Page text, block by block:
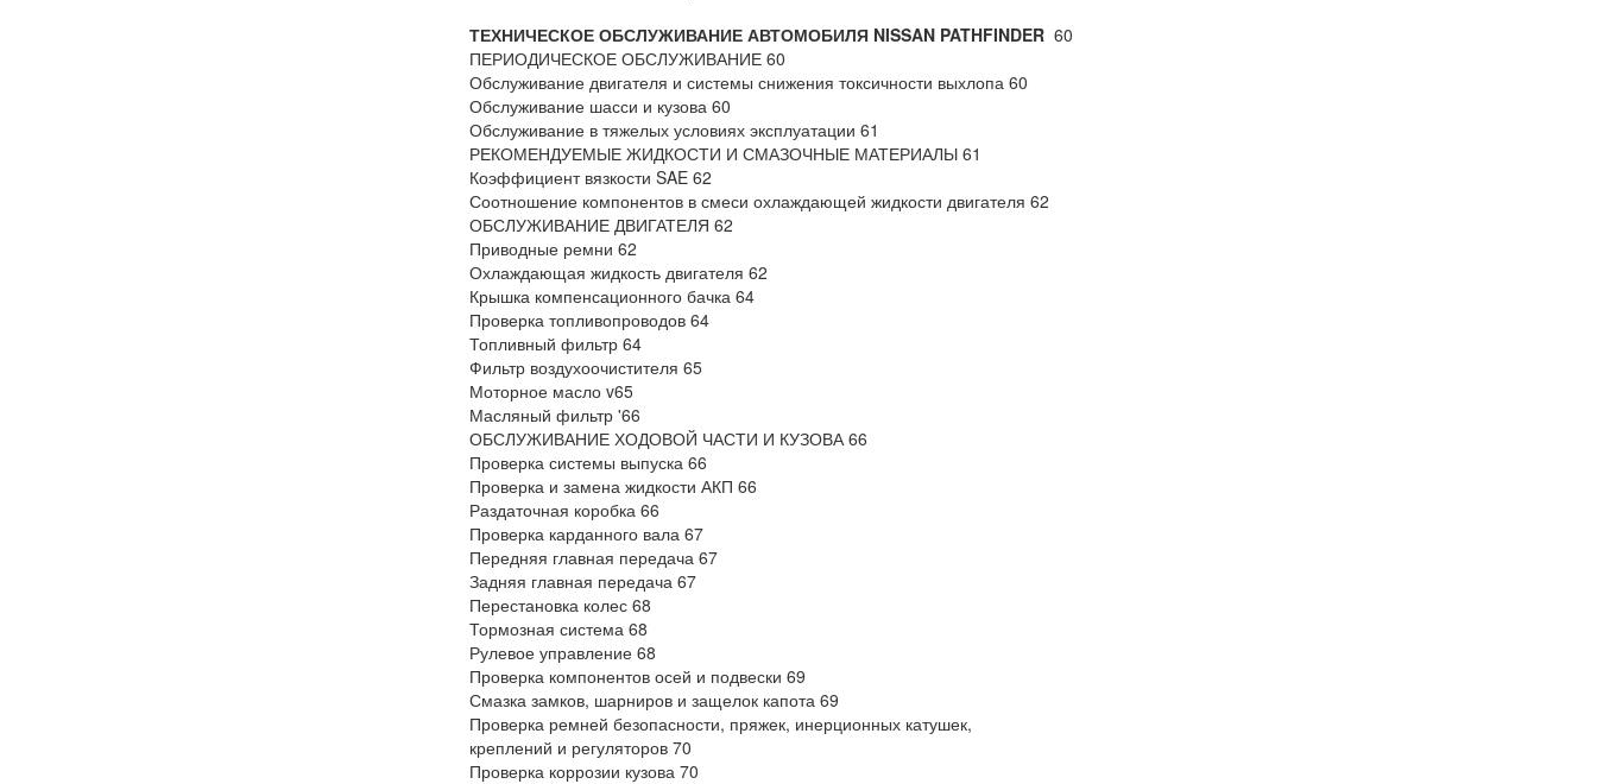
ТЕХНИЧЕСКОЕ ОБСЛУЖИВАНИЕ АВТОМОБИЛЯ NISSAN PATHFINDER 60
ПЕРИОДИЧЕСКОЕ ОБСЛУЖИВАНИЕ 60
Обслуживание двигателя и системы снижения токсичности выхлопа 60
Обслуживание шасси и кузова 60
Обслуживание в тяжелых условиях эксплуатации 61
РЕКОМЕНДУЕМЫЕ ЖИДКОСТИ И СМАЗОЧНЫЕ МАТЕРИАЛЫ 61
Коэффициент вязкости SAE 62
Соотношение компонентов в смеси охлаждающей жидкости двигателя 62
ОБСЛУЖИВАНИЕ ДВИГАТЕЛЯ 62
Приводные ремни 62
Охлаждающая жидкость двигателя 62
Крышка компенсационного бачка 64
Проверка топливопроводов 64
Топливный фильтр 64
Фильтр воздухоочистителя 65
Моторное масло v65
Масляный фильтр '66
ОБСЛУЖИВАНИЕ ХОДОВОЙ ЧАСТИ И КУЗОВА 66
Проверка системы выпуска 66
Проверка и замена жидкости АКП 66
Раздаточная коробка 66
Проверка карданного вала 67
Передняя главная передача 67
Задняя главная передача 67
Перестановка колес 68
Тормозная система 68
Рулевое управление 68
Проверка компонентов осей и подвески 69
Смазка замков, шарниров и защелок капота 69
Проверка ремней безопасности, пряжек, инерционных катушек,
креплений и регуляторов 70
Проверка коррозии кузова 70